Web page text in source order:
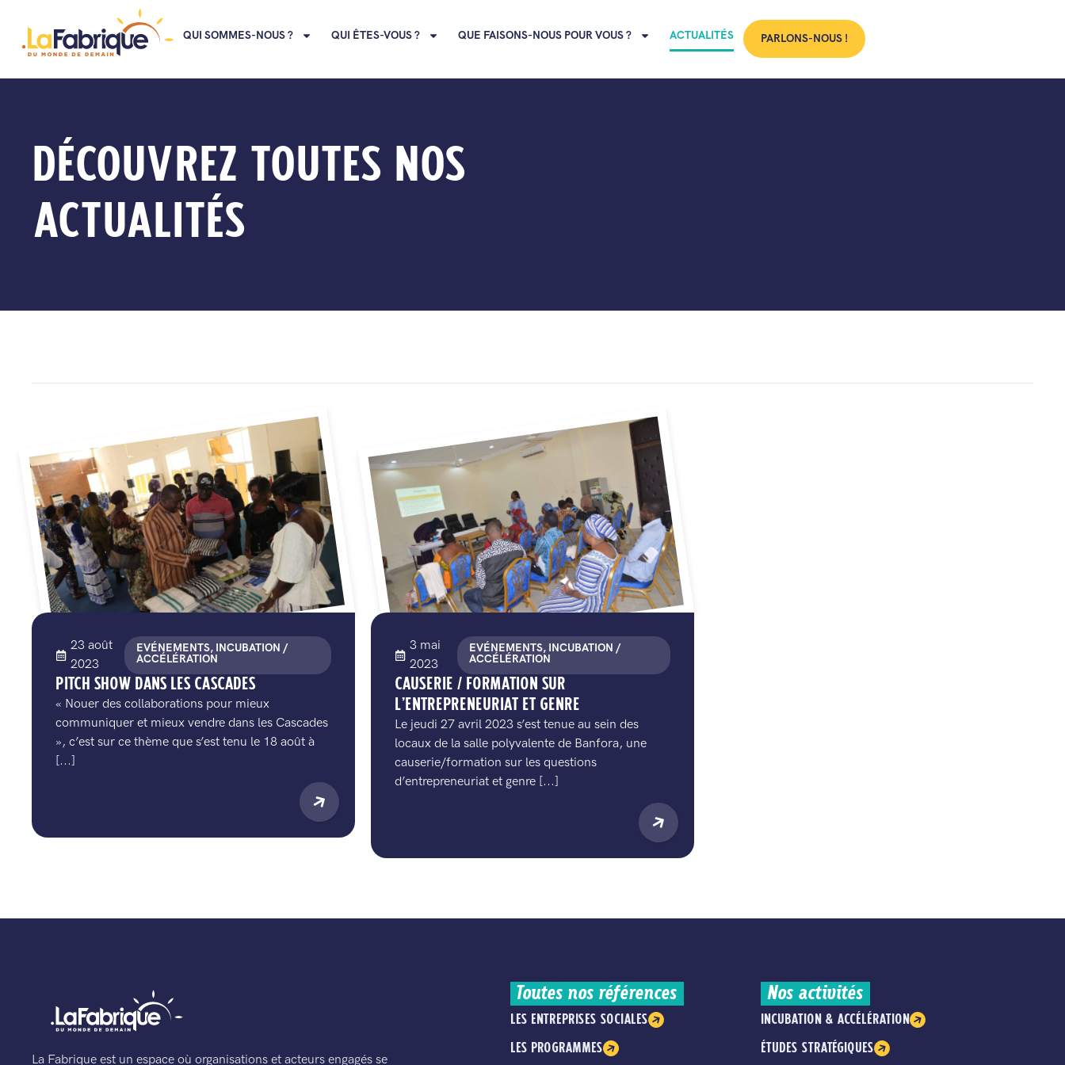
QUI SOMMES-NOUS ? QUI ÊTES-VOUS ? QUE FAISONS-NOUS POUR VOUS ? ACTUALITÉS PARLONS-NOUS !
DÉCOUVREZ TOUTES NOS
ACTUALITÉS
23 août
2023
EVÉNEMENTS, INCUBATION /
ACCÉLÉRATION
PITCH SHOW DANS LES CASCADES
« Nouer des collaborations pour mieux
communiquer et mieux vendre dans les Cascades
», c’est sur ce thème que s’est tenu le 18 août à
[...]
3 mai
2023
EVÉNEMENTS, INCUBATION /
ACCÉLÉRATION
CAUSERIE / FORMATION SUR
L’ENTREPRENEURIAT ET GENRE
Le jeudi 27 avril 2023 s’est tenue au sein des
locaux de la salle polyvalente de Banfora, une
causerie/formation sur les questions
d’entrepreneuriat et genre [...]
La Fabrique est un espace où organisations et acteurs engagés se
Toutes nos références
LES ENTREPRISES SOCIALES
LES PROGRAMMES
Nos activités
INCUBATION & ACCÉLÉRATION
ÉTUDES STRATÉGIQUES